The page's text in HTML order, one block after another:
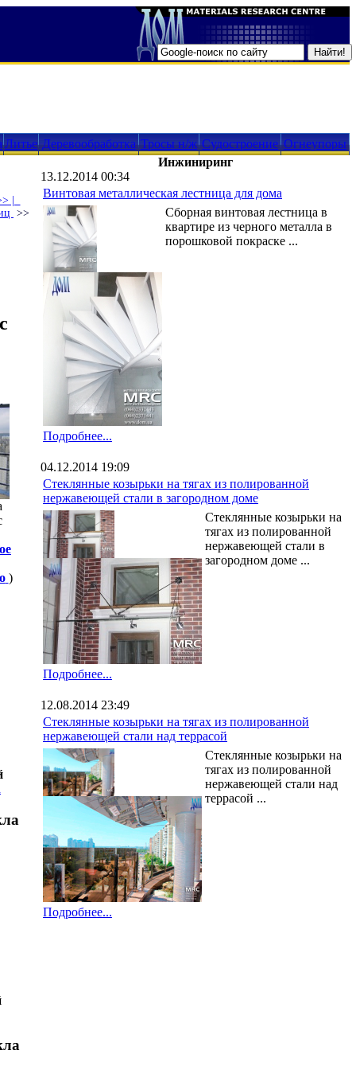
Литье Деревообработка Тросы н/ж Судостроение Огнеупоры
|
>>
)
Инжиниринг
13.12.2014 00:34
Винтовая металлическая лестница для дома
Сборная винтовая лестница в
квартире из черного металла в
порошковой покраске ...
Подробнее...
04.12.2014 19:09
Стеклянные козырьки на тягах из полированной
нержавеющей стали в загородном доме
Стеклянные козырьки на
тягах из полированной
нержавеющей стали в
загородном доме ...
Подробнее...
12.08.2014 23:49
Стеклянные козырьки на тягах из полированной
нержавеющей стали над террасой
Стеклянные козырьки на
тягах из полированной
нержавеющей стали над
террасой ...
Подробнее...